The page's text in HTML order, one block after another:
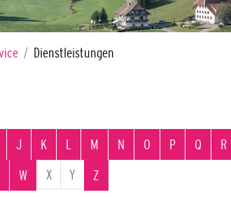
Dienstleistungen
J K L M N O P Q
R
W X Y Z